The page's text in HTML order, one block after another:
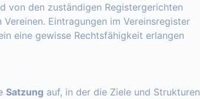
von den zuständigen Registergerichten
Eintragungen im Vereinsregister
eine gewisse Rechtsfähigkeit erlangen
Satzung auf, in der die Ziele und Strukturen